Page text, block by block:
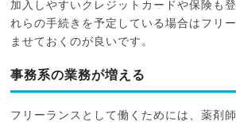
加入しやすいクレジットカードや保険も
れらの手続きを予定している場合はフリ
ませておくのが良いです。
事務系の業務が増える
フリーランスとして働くためには、薬剤